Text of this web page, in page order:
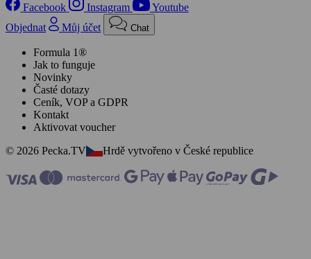
Facebook Instagram
Youtube
Objednat
Můj účet Chat
Formula 1®
Jak to funguje
Novinky
Časté dotazy
Ceník, VOP a GDPR
Kontakt
Aktivovat voucher
© 2026 Pecka.TV
Hrdě vytvořeno v České republice